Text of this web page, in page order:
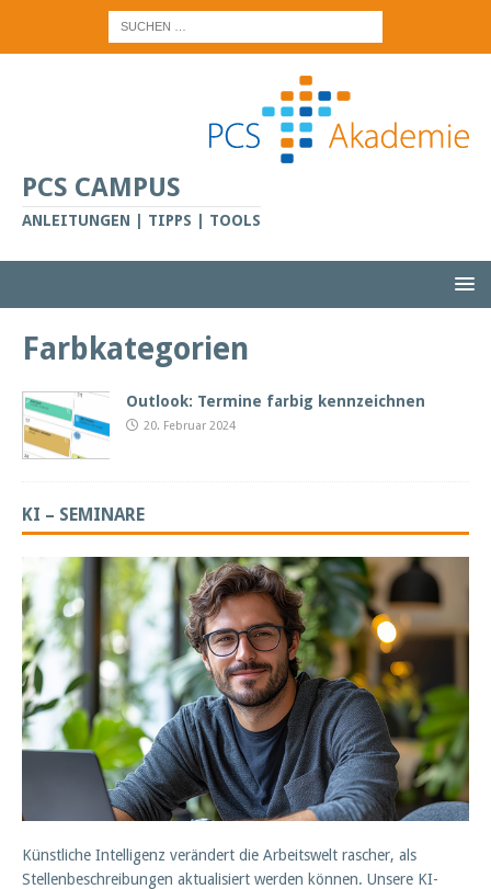
PCS CAMPUS
ANLEITUNGEN | TIPPS | TOOLS
Farbkategorien
Outlook: Termine farbig kennzeichnen
20. Februar 2024
KI – SEMINARE
Künstliche Intelligenz verändert die Arbeitswelt rascher, als
Stellenbeschreibungen aktualisiert werden können. Unsere KI-